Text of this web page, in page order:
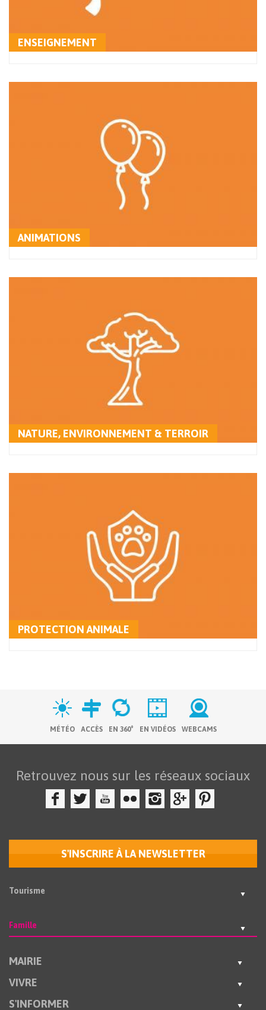
ENSEIGNEMENT
ANIMATIONS
NATURE, ENVIRONNEMENT & TERROIR
PROTECTION ANIMALE
MÉTÉO ACCÈS EN 360° EN VIDÉOS WEBCAMS
Retrouvez nous sur les réseaux sociaux
S'INSCRIRE À LA NEWSLETTER
Tourisme
Famille
MAIRIE
VIVRE
S'INFORMER